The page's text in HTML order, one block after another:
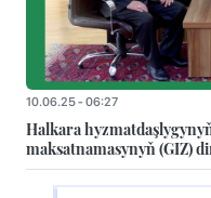
10.06.25 - 06:27
Halkara
maksatnamasynyň (GIZ)